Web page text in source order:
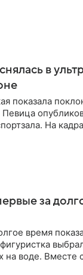
в
показала
На
за
время
на воде. Вместе